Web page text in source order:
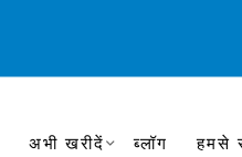
अभी खरीदें ब्लॉग हमसे